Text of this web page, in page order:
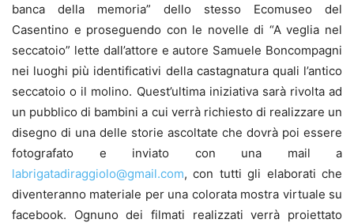
banca della memoria” dello stesso Ecomuseo del
Casentino e proseguendo con le novelle di “A veglia nel
seccatoio” lette dall’attore e autore Samuele Boncompagni
nei luoghi più identificativi della castagnatura quali l’antico
seccatoio o il molino. Quest’ultima iniziativa sarà rivolta ad
un pubblico di bambini a cui verrà richiesto di realizzare un
disegno di una delle storie ascoltate che dovrà poi essere
fotografato e inviato con una mail a
labrigatadiraggiolo@gmail.com, con tutti gli elaborati che
diventeranno materiale per una colorata mostra virtuale su
facebook. Ognuno dei filmati realizzati verrà proiettato